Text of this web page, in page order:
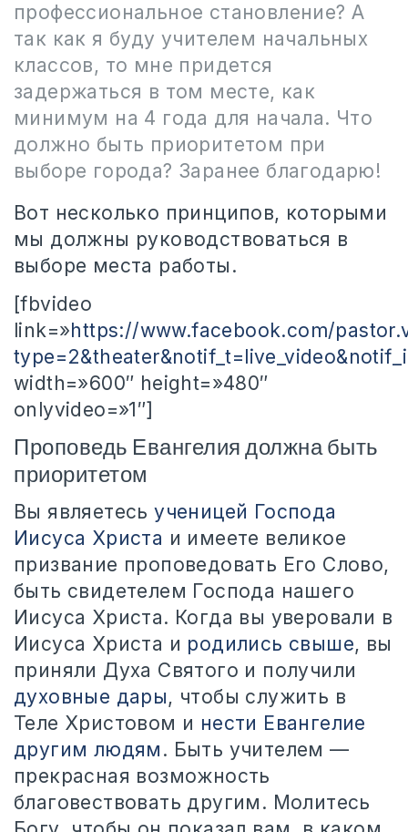
профессиональное становление? А
так как я буду учителем начальных
классов, то мне придется
задержаться в том месте, как
минимум на 4 года для начала. Что
должно быть приоритетом при
выборе города? Заранее благодарю!
Вот несколько принципов, которыми
мы должны руководствоваться в
выборе места работы.
[fbvideo
link=»https://www.facebook.com/
width=»600″ height=»480″
onlyvideo=»1″]
Проповедь Евангелия должна быть
приоритетом
Вы являетесьученицей Господа
Иисуса Христа и имеете великое
призвание проповедовать Его Слово,
быть свидетелем Господа нашего
Иисуса Христа. Когда вы уверовали в
Иисуса Христа и родились свыше, вы
приняли Духа Святого и получили
духовные дары, чтобы служить в
Теле Христовом и нести Евангелие
другим людям . Быть учителем —
прекрасная возможность
благовествовать другим. Молитесь